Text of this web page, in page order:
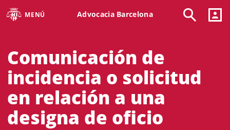
MENÚ Advocacia Barcelona
Comunicación de
incidencia o solicitud
en relación a una
designa de oficio